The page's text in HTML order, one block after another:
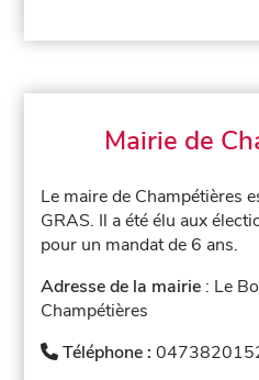
Mairie de
Le maire de Champétières
GRAS. Il a été élu aux
pour un mandat de 6 ans.
Adresse de la mairie : Le
Champétières
Téléphone :